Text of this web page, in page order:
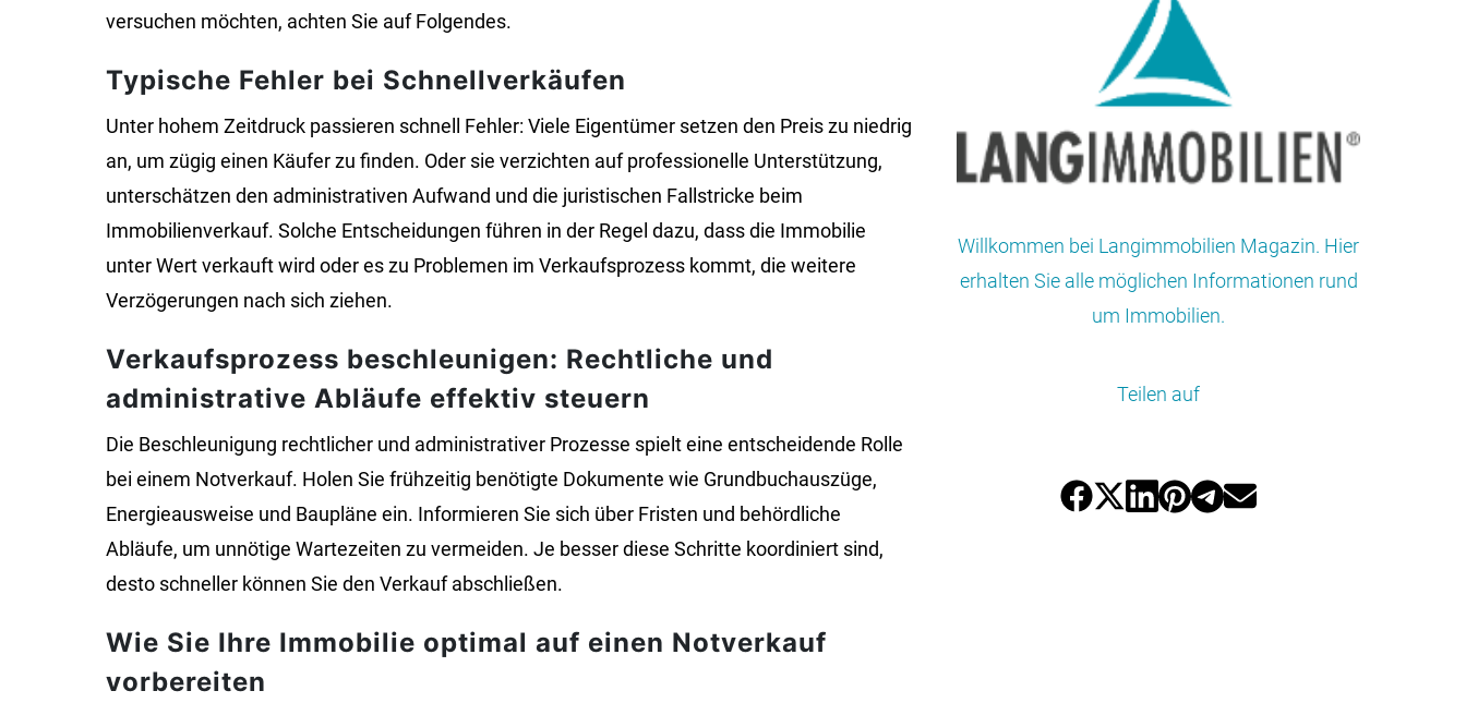
versuchen möchten, achten Sie auf Folgendes.
Typische Fehler bei Schnellverkäufen
Unter hohem Zeitdruck passieren schnell Fehler: Viele Eigentümer setzen den Preis zu niedrig
an, um zügig einen Käufer zu finden. Oder sie verzichten auf professionelle Unterstützung,
unterschätzen den administrativen Aufwand und die juristischen Fallstricke beim
Immobilienverkauf. Solche Entscheidungen führen in der Regel dazu, dass die Immobilie
unter Wert verkauft wird oder es zu Problemen im Verkaufsprozess kommt, die weitere
Verzögerungen nach sich ziehen.
Verkaufsprozess beschleunigen: Rechtliche und
administrative Abläufe effektiv steuern
Die Beschleunigung rechtlicher und administrativer Prozesse spielt eine entscheidende Rolle
bei einem Notverkauf. Holen Sie frühzeitig benötigte Dokumente wie Grundbuchauszüge,
Energieausweise und Baupläne ein. Informieren Sie sich über Fristen und behördliche
Abläufe, um unnötige Wartezeiten zu vermeiden. Je besser diese Schritte koordiniert sind,
desto schneller können Sie den Verkauf abschließen.
Wie Sie Ihre Immobilie optimal auf einen Notverkauf
vorbereiten
Willkommen bei Langimmobilien Magazin. Hier
erhalten Sie alle möglichen Informationen rund
um Immobilien.
Teilen auf